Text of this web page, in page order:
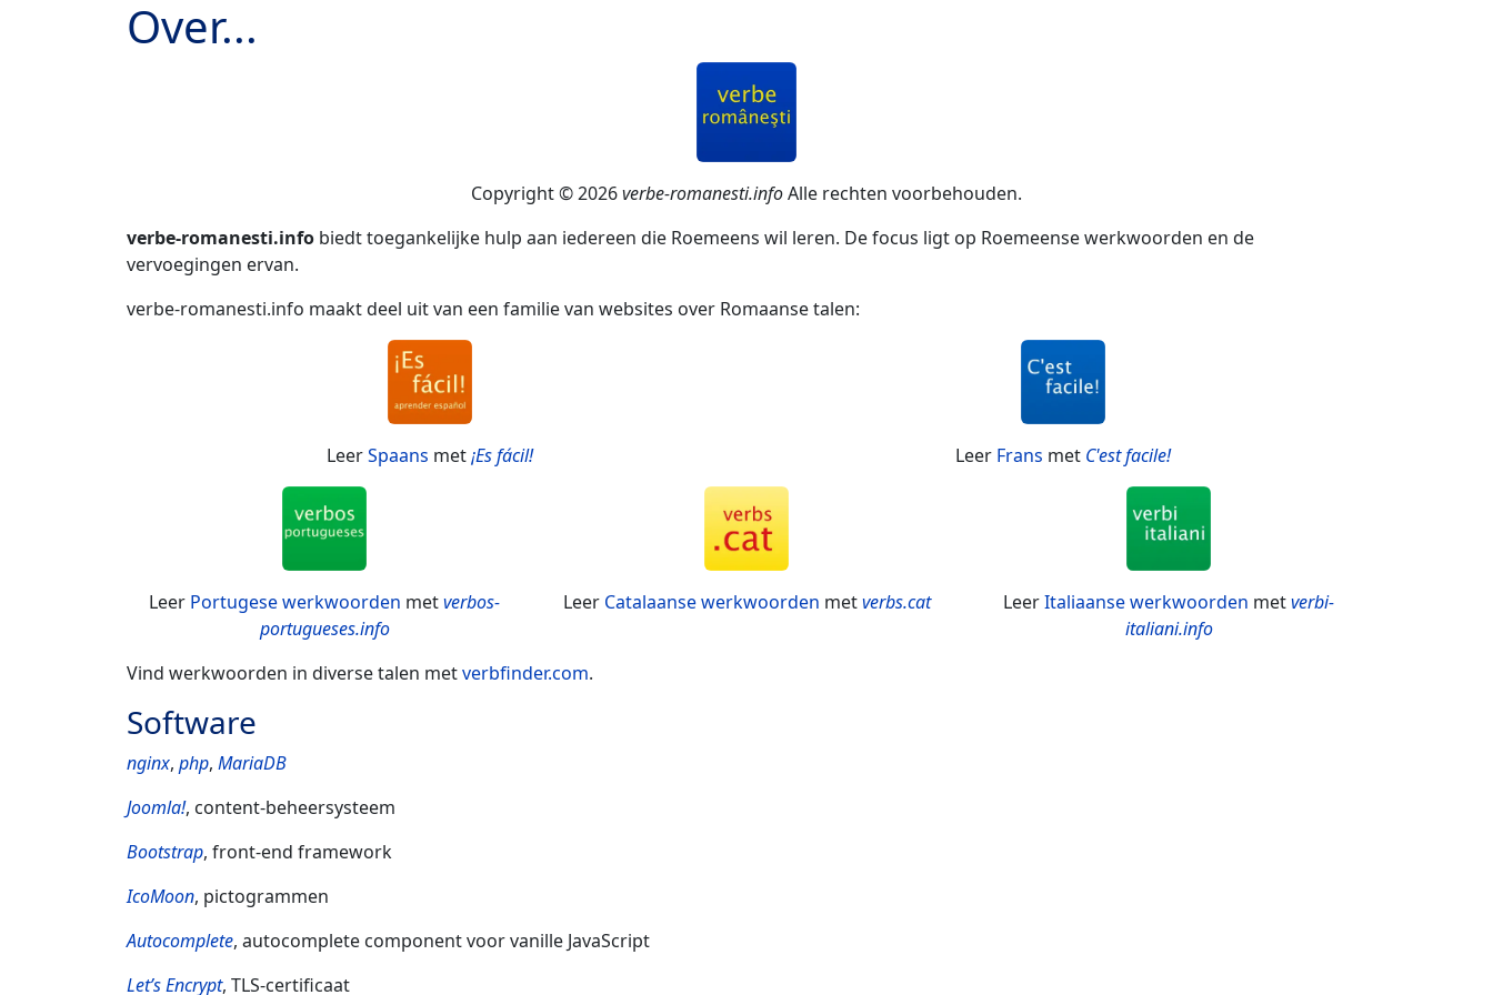
Over...
Copyright © 2026verbe-romanesti.infoAlle rechten voorbehouden.
verbe-romanesti.info biedt toegankelijke hulp aan iedereen die Roemeens wil leren. De focus ligt op Roemeense werkwoorden en de
vervoegingen ervan.
verbe-romanesti.info maakt deel uit van een familie van websites over Romaanse talen:
LeerSpaans met¡Es fácil! Leer Frans met C'est facile!
Leer Portugese werkwoorden metverbos-
portugueses.info
Leer Catalaanse werkwoorden metverbs.cat LeerItaliaanse werkwoorden metverbi-
italiani.info
Vind werkwoorden in diverse talen metverbfinder.com.
Software
nginx, php, MariaDB
Joomla!, content-beheersysteem
Bootstrap, front-end framework
IcoMoon, pictogrammen
Autocomplete, autocomplete component voor vanille JavaScript
Let’s Encrypt, TLS-certificaat